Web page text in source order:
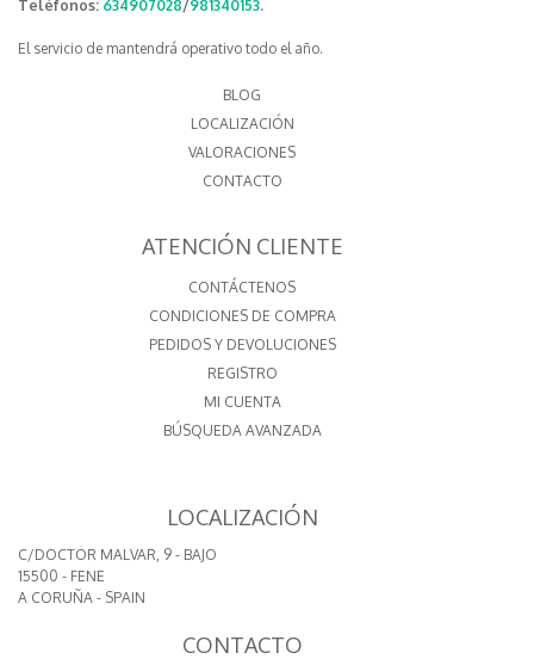
Teléfonos: 634907028/981340153.
El servicio de mantendrá operativo todo el año.
BLOG
LOCALIZACIÓN
VALORACIONES
CONTACTO
ATENCIÓN CLIENTE
CONTÁCTENOS
CONDICIONES DE COMPRA
PEDIDOS Y DEVOLUCIONES
REGISTRO
MI CUENTA
BÚSQUEDA AVANZADA
LOCALIZACIÓN
C/DOCTOR MALVAR, 9 - BAJO
15500 - FENE
A CORUÑA - SPAIN
CONTACTO